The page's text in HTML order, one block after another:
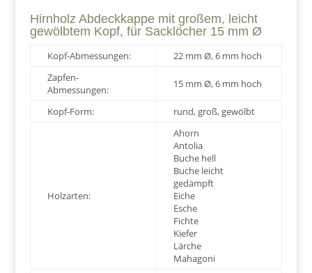
Hirnholz Abdeckkappe mit großem, leicht
gewölbtem Kopf, für Sacklöcher 15 mm Ø
Kopf-Abmessungen:
22 mm Ø, 6 mm hoch
Zapfen-
Abmessungen:
15 mm Ø, 6 mm hoch
Kopf-Form: rund, groß, gewölbt
Holzarten:
Ahorn
Antolia
Buche hell
Buche leicht
gedämpft
Eiche
Esche
Fichte
Kiefer
Lärche
Mahagoni